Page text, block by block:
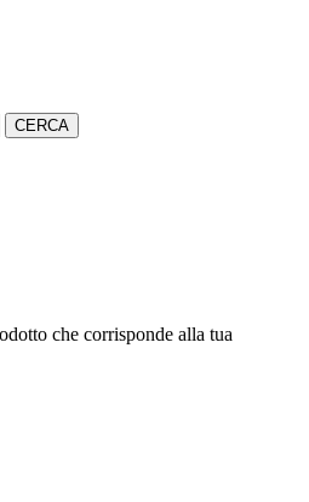
CERCA
che corrisponde alla tua